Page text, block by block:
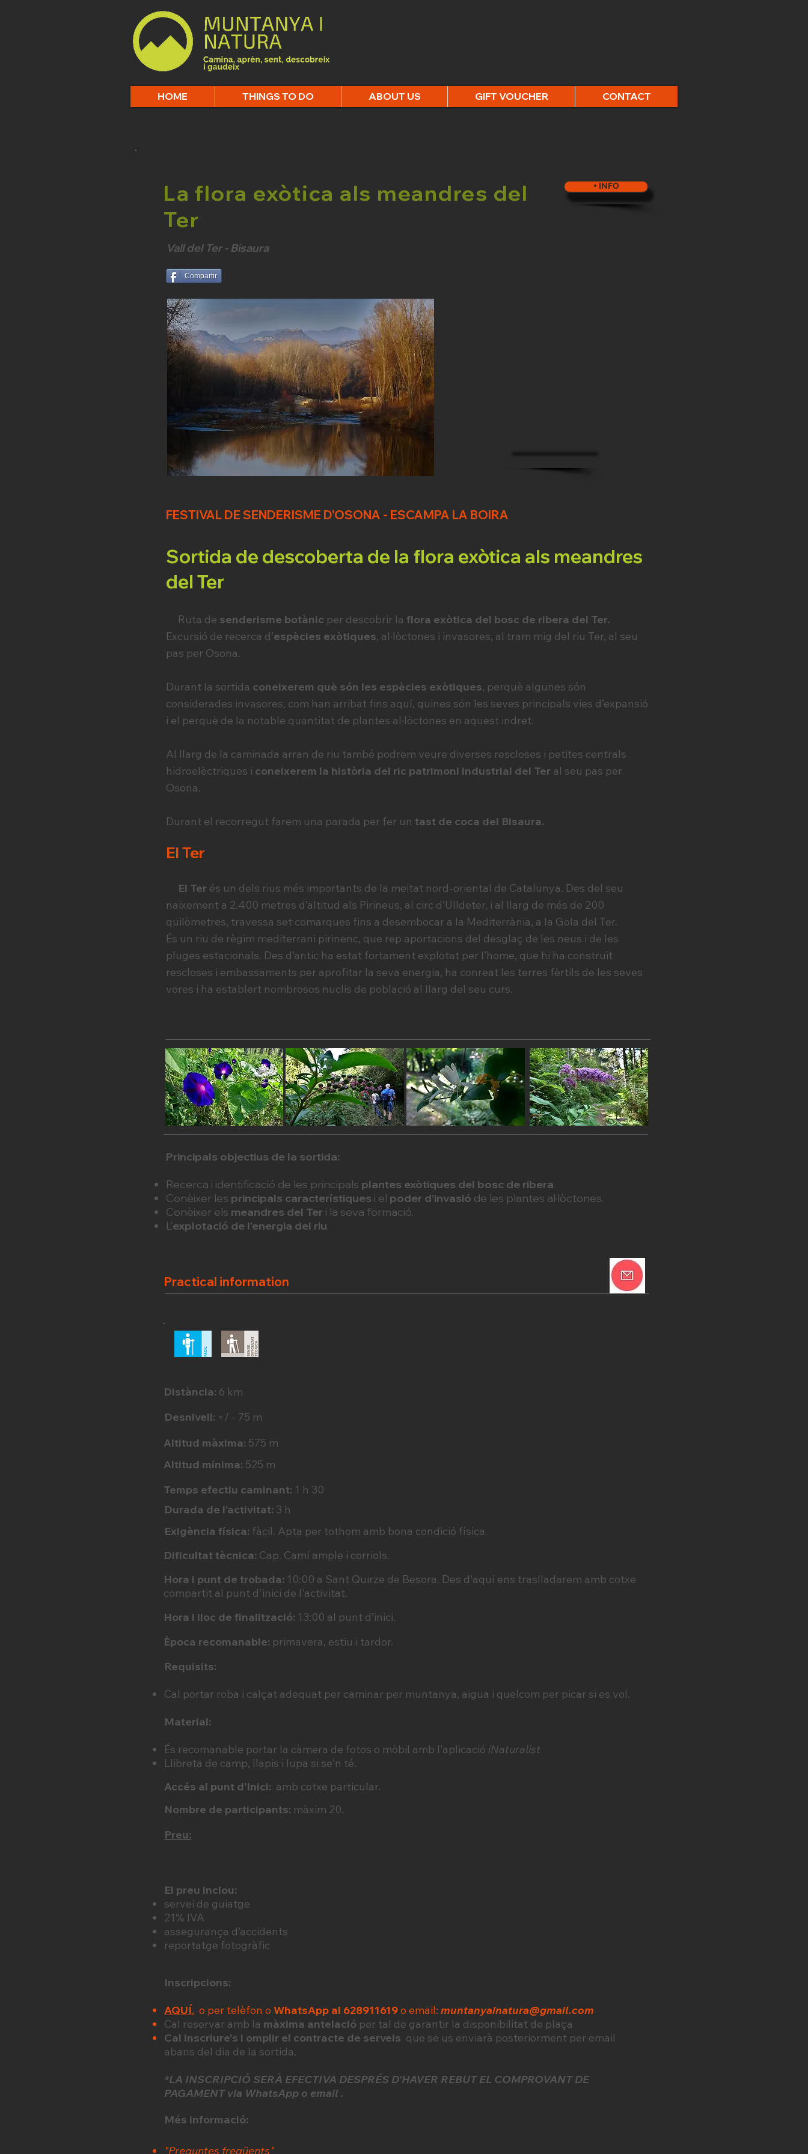
HOME THINGS TO DO ABOUT US GIFT VOUCHER CONTACT
La flora exòtica als meandres del
Ter
+ INFO
Vall del Ter - Bisaura
Compartir
FESTIVAL DE SENDERISME D'OSONA - ESCAMPA LA BOIRA
Sortida de descoberta de la flora exòtica als meandres
del Ter
Ruta de senderisme botànic per descobrir la flora exòtica del bosc de ribera del Ter.
Excursió de recerca d’espècies exòtiques, al·lòctones i invasores, al tram mig del riu Ter, al seu
pas per Osona.
Durant la sortida coneixerem què són les espècies exòtiques, perquè algunes són
considerades invasores, com han arribat fins aquí, quines són les seves principals vies d’expansió
i el perquè de la notable quantitat de plantes al·lòctones en aquest indret.
Al llarg de la caminada arran de riu també podrem veure diverses rescloses i petites centrals
hidroelèctriques i coneixerem la història del ric patrimoni industrial del Ter al seu pas per
Osona.
Durant el recorregut farem una parada per fer un tast de coca del Bisaura.
El Ter
El Ter és un dels rius més importants de la meitat nord-oriental de Catalunya. Des del seu
naixement a 2.400 metres d’altitud als Pirineus, al circ d’Ulldeter, i al llarg de més de 200
quilòmetres, travessa set comarques fins a desembocar a la Mediterrània, a la Gola del Ter.
És un riu de règim mediterrani pirinenc, que rep aportacions del desglaç de les neus i de les
pluges estacionals. Des d’antic ha estat fortament explotat per l’home, que hi ha construït
rescloses i embassaments per aprofitar la seva energia, ha conreat les terres fèrtils de les seves
vores i ha establert nombrosos nuclis de població al llarg del seu curs.
Principals objectius de la sortida:
Recerca i identificació de les principals plantes exòtiques del bosc de ribera.
Conèixer les principals característiques i el poder d’invasió de les plantes al·lòctones.
Conèixer els meandres del Ter i la seva formació.
L’explotació de l’energia del riu.
Practical information
Distància: 6 km
Desnivell: +/ - 75 m
Altitud màxima: 575 m
Altitud mínima: 525 m
Temps efectiu caminant: 1 h 30
Durada de l’activitat: 3 h
Exigència física: fàcil. Apta per tothom amb bona condició física.
Dificultat tècnica: Cap. Camí ample i corriols.
Hora i punt de trobada: 10:00 a Sant Quirze de Besora. Des d'aquí ens traslladarem amb cotxe
compartit al punt d'inici de l'activitat.
Hora i lloc de finalització: 13:00 al punt d’inici.
Època recomanable: primavera, estiu i tardor.
Requisits:
Cal portar roba i calçat adequat per caminar per muntanya, aigua i quelcom per picar si es vol.
Material:
És recomanable portar la càmera de fotos o mòbil amb l'aplicació iNaturalist
Llibreta de camp, llapis i lupa si se'n té.
Accés al punt d’Inici: amb cotxe particular.
Nombre de participants: màxim 20.
Preu:
El preu inclou:
servei de guiatge
21% IVA
assegurança d’accidents
reportatge fotogràfic
Inscripcions:
AQUÍ, o per telèfon o WhatsApp al 628911619o email: muntanyainatura@gmail.com
Cal reservar amb la màxima antelació per tal de garantir la disponibilitat de plaça
Cal inscriure's i omplir el contracte de serveis que se us enviarà posteriorment per email
abans del dia de la sortida.
*LA INSCRIPCIÓ SERÀ EFECTIVA DESPRÉS D'HAVER REBUT EL COMPROVANT DE
PAGAMENT via WhatsApp o email .
Més informació:
"Preguntes freqüents"